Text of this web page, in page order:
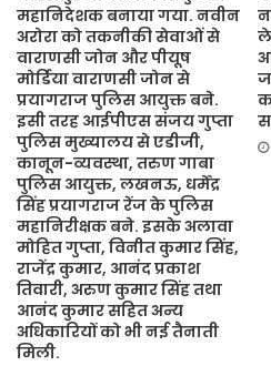
महानिदेशक बनाया गया. नवीन
अरोरा को तकनीकी सेवाओं से
वाराणसी जोन और पीयूष
मोर्डिया वाराणसी जोन से
प्रयागराज पुलिस आयुक्त बने.
इसी तरह आईपीएस संजय गुप्ता
पुलिस मुख्यालय से एडीजी,
कानून-व्यवस्था, तरुण गाबा
पुलिस आयुक्त, लखनऊ, धर्मेंद्र
सिंह प्रयागराज रेंज के पुलिस
महानिरीक्षक बने. इसके अलावा
मोहित गुप्ता, विनीत कुमार सिंह,
राजेंद्र कुमार, आनंद प्रकाश
तिवारी, अरुण कुमार सिंह तथा
आनंद कुमार सहित अन्य
अधिकारियों को भी नई तैनाती
मिली.